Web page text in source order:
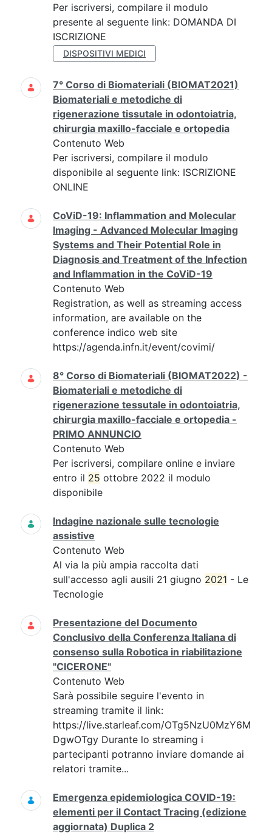
Per iscriversi, compilare il modulo
presente al seguente link: DOMANDA DI
ISCRIZIONE
DISPOSITIVI MEDICI
7° Corso di Biomateriali (BIOMAT2021)
Biomateriali e metodiche di
rigenerazione tissutale in odontoiatria,
chirurgia maxillo-facciale e ortopedia
Contenuto Web
Per iscriversi, compilare il modulo
disponibile al seguente link: ISCRIZIONE
ONLINE
CoViD-19: Inflammation and Molecular
Imaging - Advanced Molecular Imaging
Systems and Their Potential Role in
Diagnosis and Treatment of the Infection
and Inflammation in the CoViD-19
Contenuto Web
Registration, as well as streaming access
information, are available on the
conference indico web site
https://agenda.infn.it/event/covimi/
8° Corso di Biomateriali (BIOMAT2022) -
Biomateriali e metodiche di
rigenerazione tessutale in odontoiatria,
chirurgia maxillo-facciale e ortopedia -
PRIMO ANNUNCIO
Contenuto Web
Per iscriversi, compilare online e inviare
entro il 25 ottobre 2022 il modulo
disponibile
Indagine nazionale sulle tecnologie
assistive
Contenuto Web
Al via la più ampia raccolta dati
sull'accesso agli ausili 21 giugno 2021 - Le
Tecnologie
Presentazione del Documento
Conclusivo della Conferenza Italiana di
consenso sulla Robotica in riabilitazione
"CICERONE"
Contenuto Web
Sarà possibile seguire l'evento in
streaming tramite il link:
https://live.starleaf.com/OTg5NzU0MzY6M
DgwOTgy Durante lo streaming i
partecipanti potranno inviare domande ai
relatori tramite...
Emergenza epidemiologica COVID-19:
elementi per il Contact Tracing (edizione
aggiornata) Duplica 2